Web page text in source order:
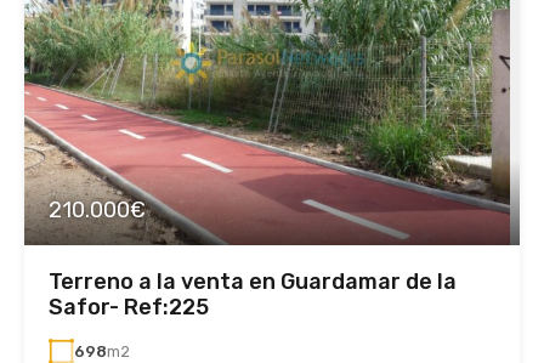
210.000€
Terreno a la venta en Guardamar de la
Safor- Ref:225
698m2